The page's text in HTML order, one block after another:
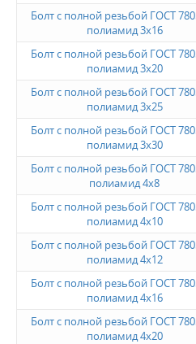
Болт с полной резьбой ГОСТ
полиамид 3x16
Болт с полной резьбой ГОСТ
полиамид 3x20
Болт с полной резьбой ГОСТ
полиамид 3x25
Болт с полной резьбой ГОСТ
полиамид 3x30
Болт с полной резьбой ГОСТ
полиамид 4x8
Болт с полной резьбой ГОСТ
полиамид 4x10
Болт с полной резьбой ГОСТ
полиамид 4x12
Болт с полной резьбой ГОСТ
полиамид 4x16
Болт с полной резьбой ГОСТ
полиамид 4x20